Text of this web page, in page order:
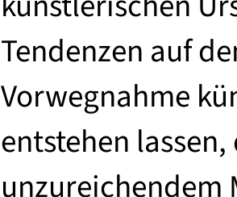
Tendenzen auf
Vorwegnahme
entstehen
unzureichendem